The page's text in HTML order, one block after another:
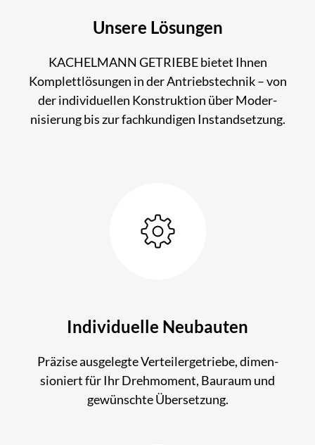
Unsere Lösungen
KACHELMANN GETRIEBE bietet Ihnen
Komplettl­ösungen in der Antriebs­technik – von
der individuellen Kons­truk­tion über Moder­
nisie­rung bis zur fach­kundigen Instand­setzung.
Individuelle Neubauten
Präzise ausgelegte Verteilergetriebe, dimen­
sioniert für Ihr Dreh­moment, Bau­raum und
gewün­schte Über­setzung.